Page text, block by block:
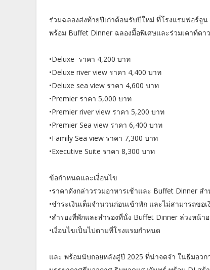
ร่วมฉลองส่งท้ายปีเก่าต้อนรับปีใหม่ ที่โรงแรมฟอร์จู
พร้อม Buffet Dinner ฉลองมื้อพิเศษและร่วมเคาท์ด
•Deluxe ราคา 4,200 บาท
•Deluxe river view ราคา 4,400 บาท
•Deluxe sea view ราคา 4,600 บาท
•Premier ราคา 5,000 บาท
•Premier river view ราคา 5,200 บาท
•Premier Sea view ราคา 6,400 บาท
•Family Sea view ราคา 7,300 บาท
•Executive Suite ราคา 8,300 บาท
ข้อกำหนดและเงื่อนไข
•ราคาดังกล่าวรวมอาหารเช้าและ Buffet Dinner ส
•ชำระเงินเต็มจำนวนก่อนเข้าพัก และไม่สามารถขอ
•สำรองที่พักและสำรองที่นั่ง Buffet Dinner ล่วงหน้า
•เงื่อนไขเป็นไปตามที่โรงแรมกำหนด
และ พร้อมนับถอยหลังสู่ปี 2025 ที่น่าจดจำ ในธีมอว